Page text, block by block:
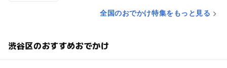
全国のおでかけ特集をもっと見る
渋谷区のおすすめおでかけ